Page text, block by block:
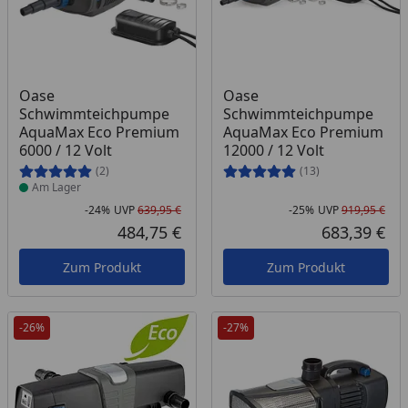
Oase
Schwimmteichpumpe
AquaMax Eco Premium
6000 / 12 Volt
(2)
Produkt am Lager
Am Lager
Rabatt in Prozent
-24%
Ursprünglicher Preis
UVP639,95 €
Aktueller Preis
484,75 €
Zum Produkt
Oase
Schwimmteichpumpe
AquaMax Eco Premium
12000 / 12 Volt
(13)
-25% UVP919,95 €
683,39 €
Zum Produkt
-26% -27%